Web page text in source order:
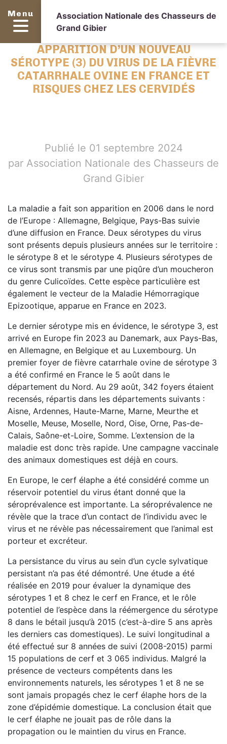
Menu
Association Nationale des Chasseurs de
Grand Gibier
APPARITION D’UN NOUVEAU
SÉROTYPE (3) DU VIRUS DE LA FIÈVRE
CATARRHALE OVINE EN FRANCE ET
RISQUES CHEZ LES CERVIDÉS
Publié le 01 septembre 2024
par Association Nationale des Chasseurs de
Grand Gibier
La maladie a fait son apparition en 2006 dans le nord
de l’Europe : Allemagne, Belgique, Pays-Bas suivie
d’une diffusion en France. Deux sérotypes du virus
sont présents depuis plusieurs années sur le territoire :
le sérotype 8 et le sérotype 4. Plusieurs sérotypes de
ce virus sont transmis par une piqûre d’un moucheron
du genre Culicoïdes. Cette espèce particulière est
également le vecteur de la Maladie Hémorragique
Epizootique, apparue en France en 2023.
Le dernier sérotype mis en évidence, le sérotype 3, est
arrivé en Europe fin 2023 au Danemark, aux Pays-Bas,
en Allemagne, en Belgique et au Luxembourg. Un
premier foyer de fièvre catarrhale ovine de sérotype 3
a été confirmé en France le 5 août dans le
département du Nord. Au 29 août, 342 foyers étaient
recensés, répartis dans les départements suivants :
Aisne, Ardennes, Haute-Marne, Marne, Meurthe et
Moselle, Meuse, Moselle, Nord, Oise, Orne, Pas-de-
Calais, Saône-et-Loire, Somme. L’extension de la
maladie est donc très rapide. Une campagne vaccinale
des animaux domestiques est déjà en cours.
En Europe, le cerf élaphe a été considéré comme un
réservoir potentiel du virus étant donné que la
séroprévalence est importante. La séroprévalence ne
révèle que la trace d’un contact de l’individu avec le
virus et ne révèle pas nécessairement que l’animal est
porteur et excréteur.
La persistance du virus au sein d’un cycle sylvatique
persistant n’a pas été démontré. Une étude a été
réalisée en 2019 pour évaluer la dynamique des
sérotypes 1 et 8 chez le cerf en France, et le rôle
potentiel de l’espèce dans la réémergence du sérotype
8 dans le bétail jusqu’à 2015 (c’est-à-dire 5 ans après
les derniers cas domestiques). Le suivi longitudinal a
été effectué sur 8 années de suivi (2008-2015) parmi
15 populations de cerf et 3 065 individus. Malgré la
présence de vecteurs compétents dans les
environnements naturels, les sérotypes 1 et 8 ne se
sont jamais propagés chez le cerf élaphe hors de la
zone d’épidémie domestique. La conclusion était que
le cerf élaphe ne jouait pas de rôle dans la
propagation ou le maintien du virus en France.